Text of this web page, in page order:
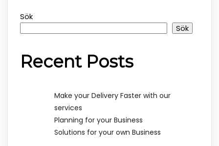
Sök
Sök
Recent Posts
Make your Delivery Faster with our
services
Planning for your Business
Solutions for your own Business